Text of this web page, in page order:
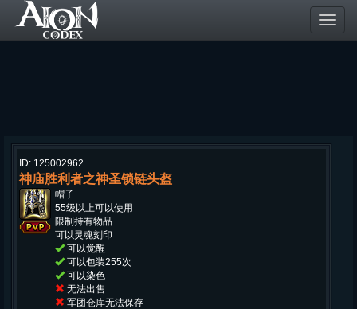
ID: 125002962
神庙胜利者之神圣锁链头盔
帽子
55级以上可以使用
限制持有物品
可以灵魂刻印
可以觉醒
可以包装255次
可以染色
无法出售
军团仓库无法保存